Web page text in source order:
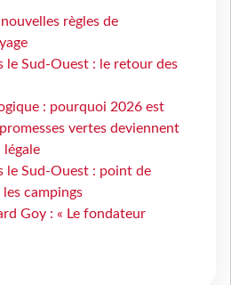
règles de
le Sud-Ouest : le retour des
: pourquoi 2026 est
vertes deviennent
légale
le Sud-Ouest : point de
campings
Goy : « Le fondateur